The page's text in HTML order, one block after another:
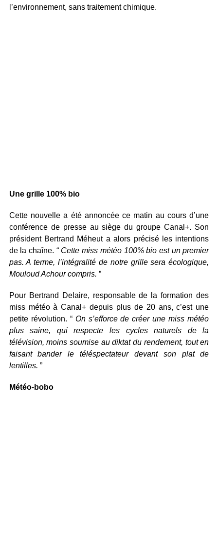
l’environnement, sans traitement chimique.
Une grille 100% bio
Cette nouvelle a été annoncée ce matin au cours d’une
conférence de presse au siège du groupe Canal+. Son
président Bertrand Méheut a alors précisé les intentions
de la chaîne. “ Cette miss météo 100% bio est un premier
pas. A terme, l’intégralité de notre grille sera écologique,
Mouloud Achour compris. ”
Pour Bertrand Delaire, responsable de la formation des
miss météo à Canal+ depuis plus de 20 ans, c’est une
petite révolution. “ On s’efforce de créer une miss météo
plus saine, qui respecte les cycles naturels de la
télévision, moins soumise au diktat du rendement, tout en
faisant bander le téléspectateur devant son plat de
lentilles. ”
Météo-bobo